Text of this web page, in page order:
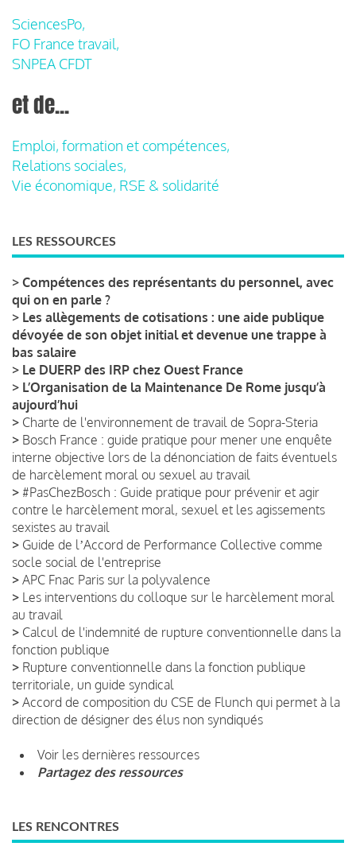
SciencesPo,
FO France travail,
SNPEA CFDT
et de...
Emploi, formation et compétences,
Relations sociales,
Vie économique, RSE & solidarité
LES RESSOURCES
> Compétences des représentants du personnel, avec
qui on en parle ?
> Les allègements de cotisations : une aide publique
dévoyée de son objet initial et devenue une trappe à
bas salaire
> Le DUERP des IRP chez Ouest France
> L’Organisation de la Maintenance De Rome jusqu’à
aujourd’hui
> Charte de l'environnement de travail de Sopra-Steria
> Bosch France : guide pratique pour mener une enquête
interne objective lors de la dénonciation de faits éventuels
de harcèlement moral ou sexuel au travail
> #PasChezBosch : Guide pratique pour prévenir et agir
contre le harcèlement moral, sexuel et les agissements
sexistes au travail
> Guide de lʼAccord de Performance Collective comme
socle social de l'entreprise
> APC Fnac Paris sur la polyvalence
> Les interventions du colloque sur le harcèlement moral
au travail
> Calcul de l'indemnité de rupture conventionnelle dans la
fonction publique
> Rupture conventionnelle dans la fonction publique
territoriale, un guide syndical
> Accord de composition du CSE de Flunch qui permet à la
direction de désigner des élus non syndiqués
Voir les dernières ressources
Partagez des ressources
LES RENCONTRES